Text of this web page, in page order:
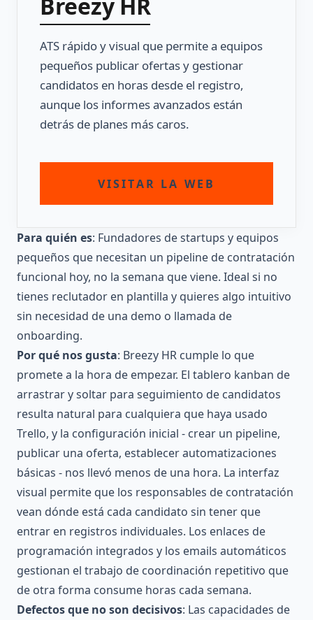
Breezy HR
ATS rápido y visual que permite a equipos
pequeños publicar ofertas y gestionar
candidatos en horas desde el registro,
aunque los informes avanzados están
detrás de planes más caros.
VISITAR LA WEB
Para quién es: Fundadores de startups y equipos
pequeños que necesitan un pipeline de contratación
funcional hoy, no la semana que viene. Ideal si no
tienes reclutador en plantilla y quieres algo intuitivo
sin necesidad de una demo o llamada de
onboarding.
Por qué nos gusta: Breezy HR cumple lo que
promete a la hora de empezar. El tablero kanban de
arrastrar y soltar para seguimiento de candidatos
resulta natural para cualquiera que haya usado
Trello, y la configuración inicial - crear un pipeline,
publicar una oferta, establecer automatizaciones
básicas - nos llevó menos de una hora. La interfaz
visual permite que los responsables de contratación
vean dónde está cada candidato sin tener que
entrar en registros individuales. Los enlaces de
programación integrados y los emails automáticos
gestionan el trabajo de coordinación repetitivo que
de otra forma consume horas cada semana.
Defectos que no son decisivos: Las capacidades de